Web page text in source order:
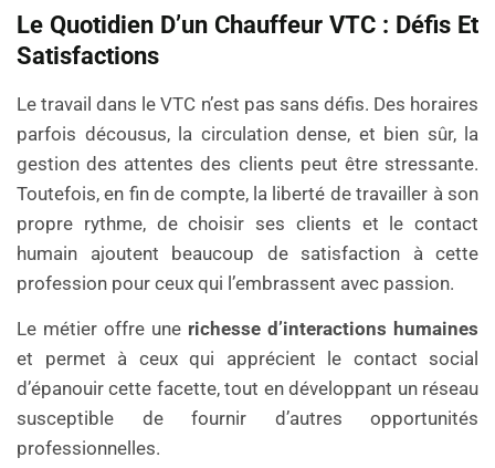
Le Quotidien D’un Chauffeur VTC : Défis Et
Satisfactions
Le travail dans le VTC n’est pas sans défis. Des horaires
parfois décousus, la circulation dense, et bien sûr, la
gestion des attentes des clients peut être stressante.
Toutefois, en fin de compte, la liberté de travailler à son
propre rythme, de choisir ses clients et le contact
humain ajoutent beaucoup de satisfaction à cette
profession pour ceux qui l’embrassent avec passion.
Le métier offre une richesse d’interactions humaines
et permet à ceux qui apprécient le contact social
d’épanouir cette facette, tout en développant un réseau
susceptible de fournir d’autres opportunités
professionnelles.